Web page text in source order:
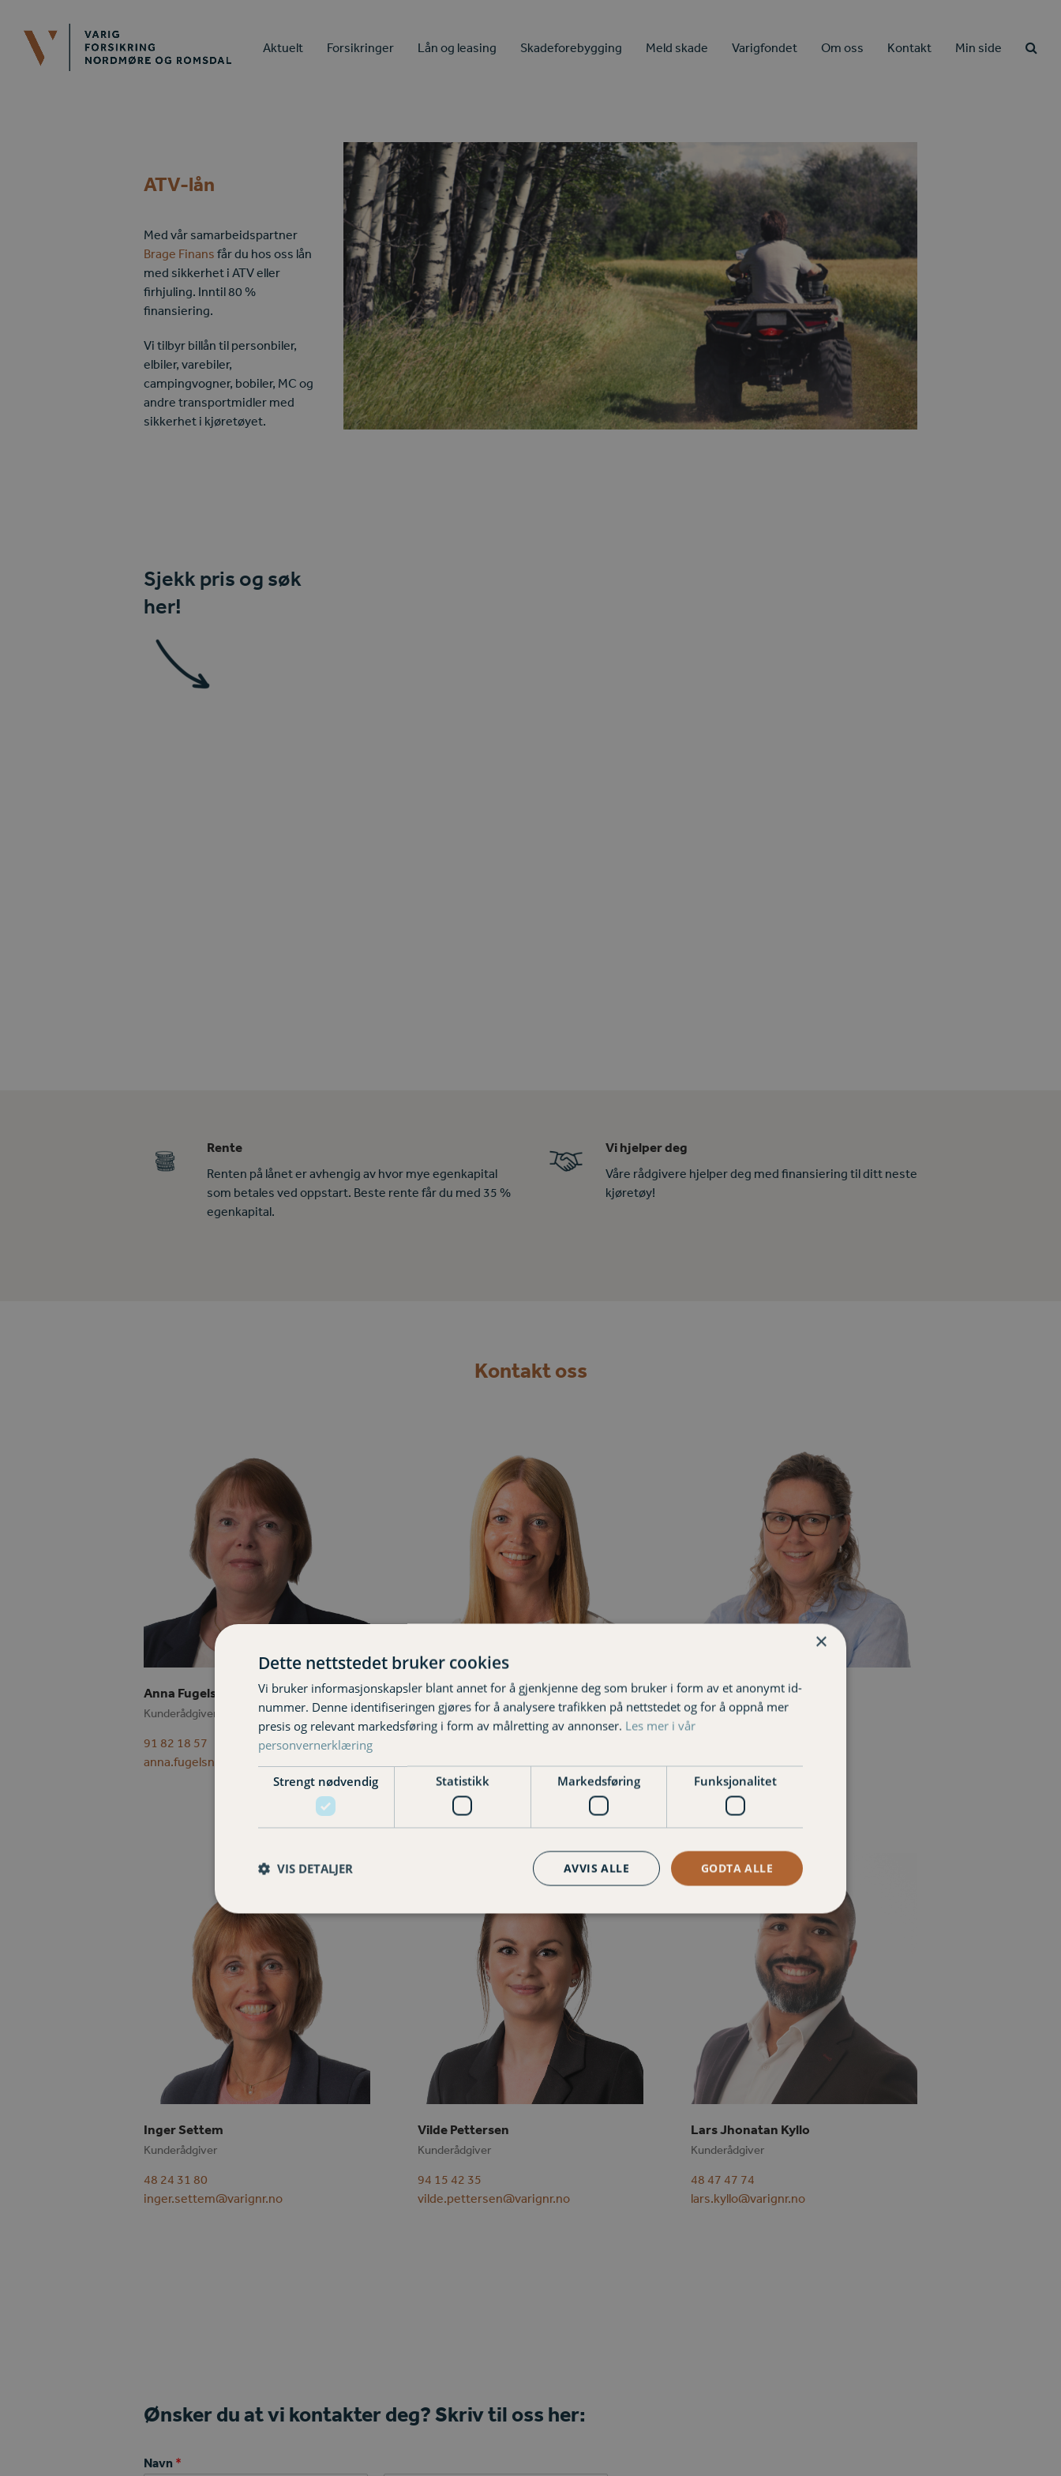
Aktuelt Forsikringer Lån og leasing Skadeforebygging Meld skade Varigfondet Om oss Kontakt Min side
ATV-lån
Med vår samarbeidspartner
Brage Finans får du hos oss lån
med sikkerhet i ATV eller
firhjuling. Inntil 80 %
finansiering.
Vi tilbyr billån til personbiler,
elbiler, varebiler,
campingvogner, bobiler, MC og
andre transportmidler med
sikkerhet i kjøretøyet.
Sjekk pris og søk
her!
Rente
Renten på lånet er avhengig av hvor mye egenkapital
som betales ved oppstart. Beste rente får du med 35 %
egenkapital.
Vi hjelper deg
Våre rådgivere hjelper deg med finansiering til ditt neste
kjøretøy!
Kontakt oss
Anna Fugelsnes
Kunderådgiver
91 82 18 57
anna.fugelsnes@varignr.no
Britt Eli Brennholm
Kunderådgiver
Eli Synnøve Grødal
Kunderådgiver
Inger Settem
Kunderådgiver
48 24 31 80
inger.settem@varignr.no
Vilde Pettersen
Kunderådgiver
94 15 42 35
vilde.pettersen@varignr.no
Lars Jhonatan Kyllo
Kunderådgiver
48 47 47 74
lars.kyllo@varignr.no
Ønsker du at vi kontakter deg? Skriv til oss her:
Navn *
×
Dette nettstedet bruker cookies
Vi bruker informasjonskapsler blant annet for å gjenkjenne deg som bruker i form av et anonymt id-
nummer. Denne identifiseringen gjøres for å analysere trafikken på nettstedet og for å oppnå mer
presis og relevant markedsføring i form av målretting av annonser. Les mer i vår
personvernerklæring
Strengt nødvendig Statistikk Markedsføring Funksjonalitet
GODTA ALLE
AVVIS ALLE
VIS DETALJER